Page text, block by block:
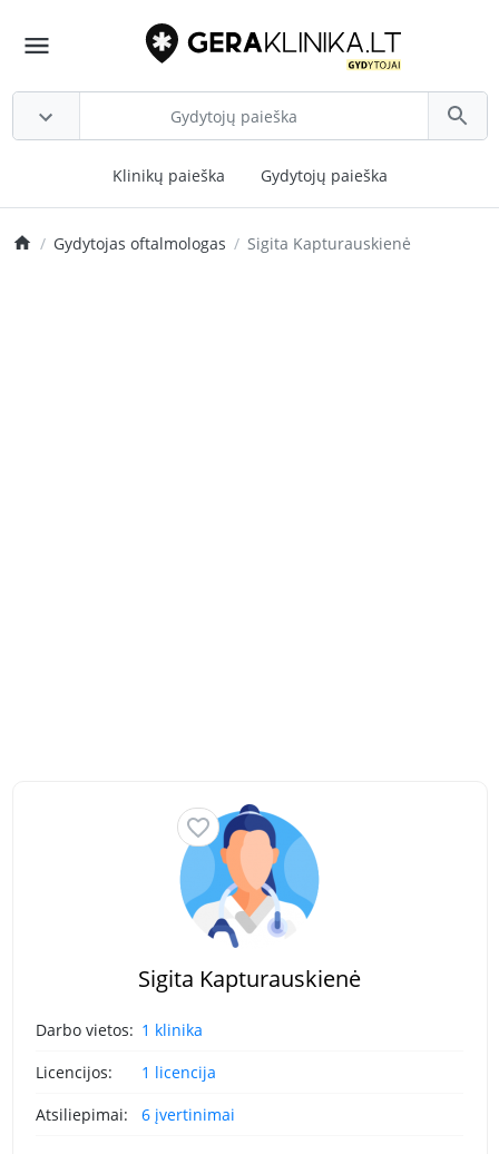
Klinikų paieška Gydytojų paieška
Gydytojas oftalmologas Sigita Kapturauskienė
Sigita Kapturauskienė
Darbo vietos: 1 klinika
Licencijos:
1 licencija
Atsiliepimai:
6 įvertinimai